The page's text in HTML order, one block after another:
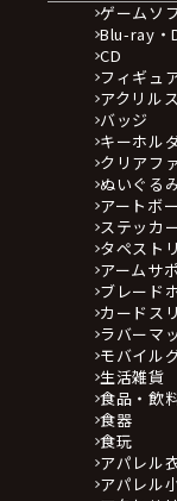
ゲームソ
Blu-ray・
CD
フィギュ
アクリル
バッジ
キーホル
クリアフ
ぬいぐる
アートボ
ステッカ
タペスト
アームサ
ブレード
カードス
ラバーマ
モバイル
生活雑貨
食品・飲
食器
食玩
アパレル
アパレル